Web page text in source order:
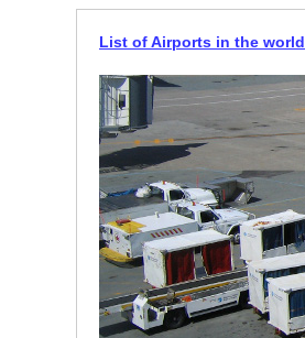
List of Airports in the world